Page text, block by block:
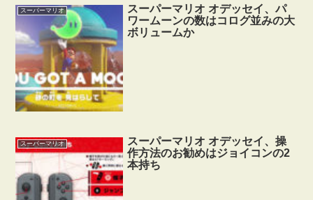
スーパーマリオ
スーパーマリオ オデッセイ、パ
ワームーンの数はコログ並みの大
ボリュームか
スーパーマリオ
スーパーマリオ オデッセイ、操
作方法のお勧めはジョイコンの2
本持ち